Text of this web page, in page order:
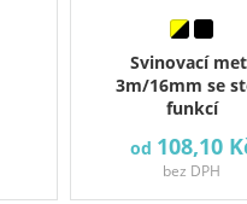
Svinovací
3m/16mm se
funkcí
od 108,10
bez DPH